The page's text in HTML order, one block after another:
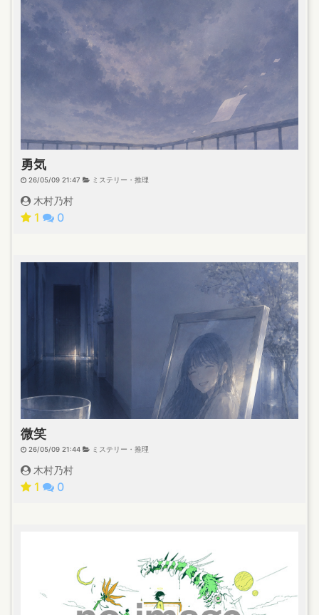
勇気
26/05/09 21:47 ミステリー・推理
木村乃村
1 0
微笑
26/05/09 21:44 ミステリー・推理
木村乃村
1 0